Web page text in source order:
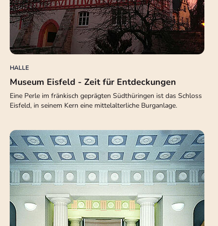
HALLE
Museum Eisfeld - Zeit für Entdeckungen
Eine Perle im fränkisch geprägten Südthüringen ist das Schloss
Eisfeld, in seinem Kern eine mittelalterliche Burganlage.